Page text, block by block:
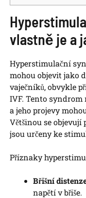
vlastně je a
Hyperstimulační
mohou objevit jako
vaječníků, obvykle
IVF. Tento syndrom
a jeho projevy
Většinou se objevují
jsou určeny ke
Příznaky
Břišní
napětí v břiše.